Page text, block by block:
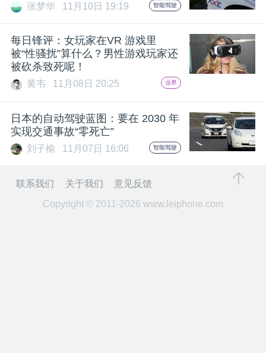
公
开
课
张梦华 11月10日 19:19 智能驾驶
每日锋评：女玩家在VR 游戏里
被“性骚扰”算什么？男性游戏玩家还
被砍杀致死呢！
黄韦 11月08日 20:25 业界
日本的自动驾驶蓝图：要在 2030 年
实现交通事故“零死亡”
刘子榆 11月07日 16:06 智能驾驶
联系我们 关于我们
意见反馈
Copyright © 2011-2026 www.leiphone.com